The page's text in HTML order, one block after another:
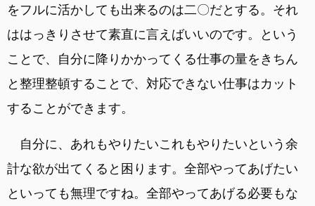
をフルに活かしても出来るのは二〇だとする。それ
ははっきりさせて素直に言えばいいのです。という
ことで、自分に降りかかってくる仕事の量をきちん
と整理整頓することで、対応できない仕事はカット
することができます。
自分に、あれもやりたいこれもやりたいという余
計な欲が出てくると困ります。全部やってあげたい
といっても無理ですね。全部やってあげる必要もな